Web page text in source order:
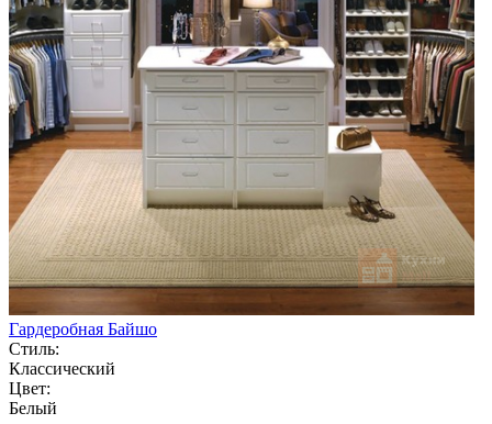
Гардеробная Байшо
Стиль:
Классический
Цвет:
Белый